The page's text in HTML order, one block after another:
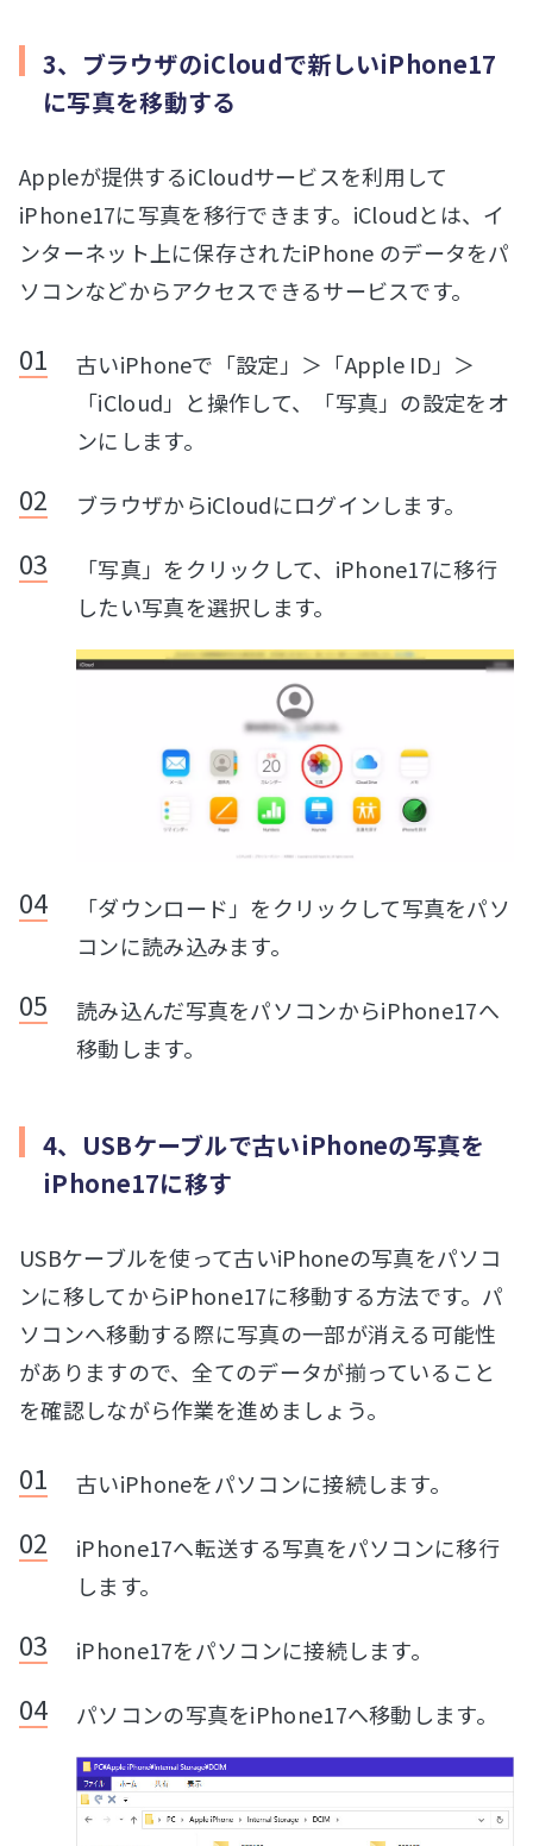
3、ブラウザのiCloudで新しいiPhone17
に写真を移動する
Appleが提供するiCloudサービスを利用して
iPhone17に写真を移行できます。iCloudとは、イ
ンターネット上に保存されたiPhone のデータをパ
ソコンなどからアクセスできるサービスです。
古いiPhoneで「設定」＞「Apple ID」＞
「iCloud」と操作して、「写真」の設定をオ
ンにします。
ブラウザからiCloudにログインします。
「写真」をクリックして、iPhone17に移行
したい写真を選択します。
「ダウンロード」をクリックして写真をパソ
コンに読み込みます。
読み込んだ写真をパソコンからiPhone17へ
移動します。
4、USBケーブルで古いiPhoneの写真を
iPhone17に移す
USBケーブルを使って古いiPhoneの写真をパソコ
ンに移してからiPhone17に移動する方法です。パ
ソコンへ移動する際に写真の一部が消える可能性
がありますので、全てのデータが揃っていること
を確認しながら作業を進めましょう。
古いiPhoneをパソコンに接続します。
iPhone17へ転送する写真をパソコンに移行
します。
iPhone17をパソコンに接続します。
パソコンの写真をiPhone17へ移動します。